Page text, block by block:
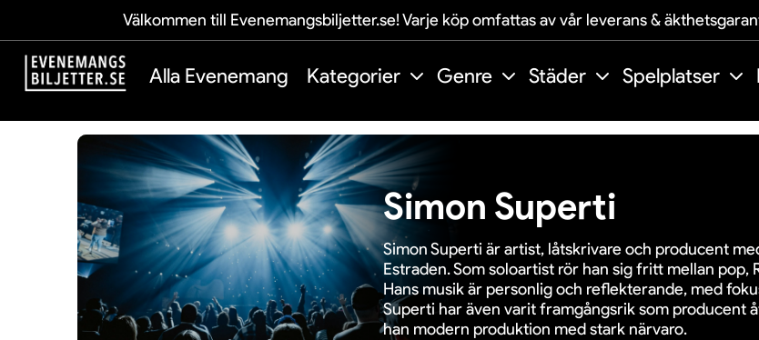
Välkommen till Evenemangsbiljetter.se! Varje köp omfattas av vår leverans &
Alla Evenemang Kategorier Genre Städer Spelplatser
Simon Superti
Simon Superti är artist, låtskrivare och producent
Estraden. Som soloartist rör han sig fritt mellan pop,
Hans musik är personlig och reflekterande, med
Superti har även varit framgångsrik som producent
han modern produktion med stark närvaro.